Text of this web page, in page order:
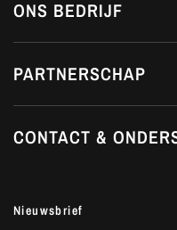
ONS BEDRIJF
PARTNERSCHAP
CONTACT &
Nieuwsbrief